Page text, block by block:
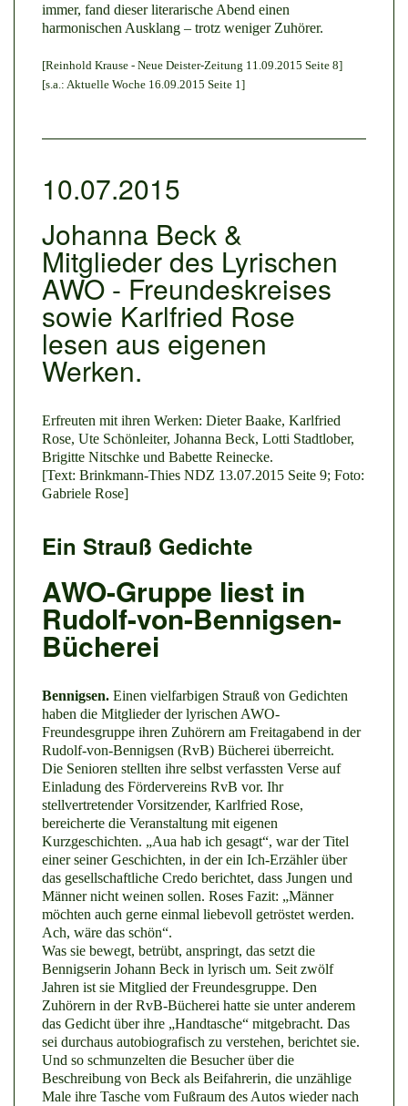
immer, fand dieser literarische Abend einen
harmonischen Ausklang – trotz weniger Zuhörer.
[Reinhold Krause - Neue Deister-Zeitung 11.09.2015 Seite 8]
[s.a.: Aktuelle Woche 16.09.2015 Seite 1]
10.07.2015
Johanna Beck &
Mitglieder des Lyrischen
AWO - Freundeskreises
sowie Karlfried Rose
lesen aus eigenen
Werken.
Erfreuten mit ihren Werken: Dieter Baake, Karlfried
Rose, Ute Schönleiter, Johanna Beck, Lotti Stadtlober,
Brigitte Nitschke und Babette Reinecke.
[Text: Brinkmann-Thies NDZ 13.07.2015 Seite 9; Foto:
Gabriele Rose]
Ein Strauß Gedichte
AWO-Gruppe liest in
Rudolf-von-Bennigsen-
Bücherei
Bennigsen. Einen vielfarbigen Strauß von Gedichten
haben die Mitglieder der lyrischen AWO-
Freundesgruppe ihren Zuhörern am Freitagabend in der
Rudolf-von-Bennigsen (RvB) Bücherei überreicht.
Die Senioren stellten ihre selbst verfassten Verse auf
Einladung des Fördervereins RvB vor. Ihr
stellvertretender Vorsitzender, Karlfried Rose,
bereicherte die Veranstaltung mit eigenen
Kurzgeschichten. „Aua hab ich gesagt“, war der Titel
einer seiner Geschichten, in der ein Ich-Erzähler über
das gesellschaftliche Credo berichtet, dass Jungen und
Männer nicht weinen sollen. Roses Fazit: „Männer
möchten auch gerne einmal liebevoll getröstet werden.
Ach, wäre das schön“.
Was sie bewegt, betrübt, anspringt, das setzt die
Bennigserin Johann Beck in lyrisch um. Seit zwölf
Jahren ist sie Mitglied der Freundesgruppe. Den
Zuhörern in der RvB-Bücherei hatte sie unter anderem
das Gedicht über ihre „Handtasche“ mitgebracht. Das
sei durchaus autobiografisch zu verstehen, berichtet sie.
Und so schmunzelten die Besucher über die
Beschreibung von Beck als Beifahrerin, die unzählige
Male ihre Tasche vom Fußraum des Autos wieder nach